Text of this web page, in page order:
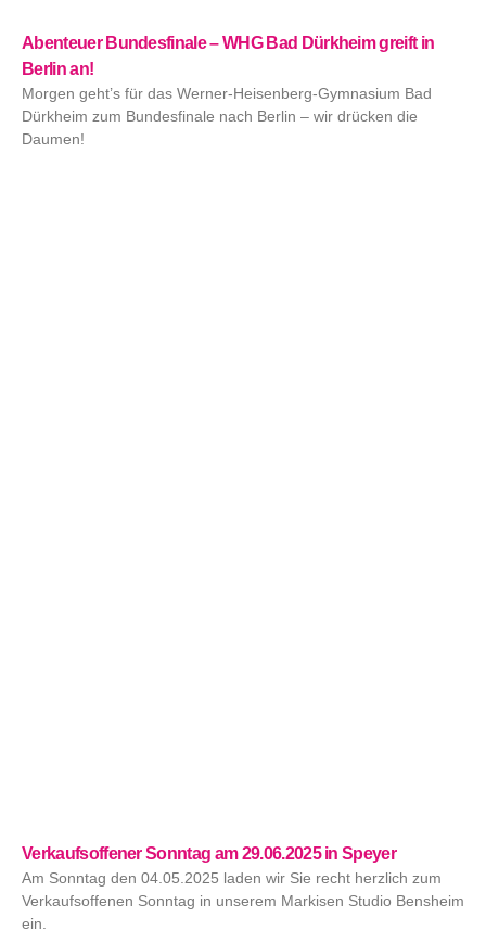
Abenteuer Bundesfinale – WHG Bad Dürkheim greift in
Berlin an!
Morgen geht’s für das Werner-Heisenberg-Gymnasium Bad
Dürkheim zum Bundesfinale nach Berlin – wir drücken die
Daumen!
Verkaufsoffener Sonntag am 29.06.2025 in Speyer
Am Sonntag den 04.05.2025 laden wir Sie recht herzlich zum
Verkaufsoffenen Sonntag in unserem Markisen Studio Bensheim
ein.